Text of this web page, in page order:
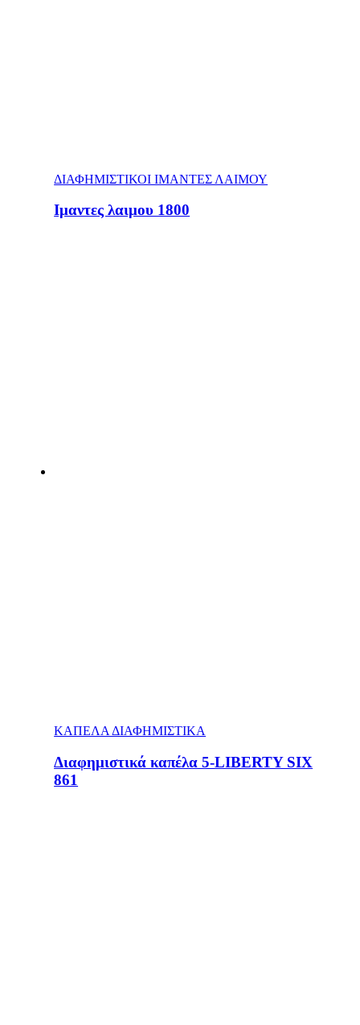
ΔΙΑΦΗΜΙΣΤΙΚΟΙ ΙΜΑΝΤΕΣ ΛΑΙΜΟΥ
Ιμαντες λαιμου 1800
ΚΑΠΕΛΑ ΔΙΑΦΗΜΙΣΤΙΚΑ
Διαφημιστικά καπέλα 5-LIBERTY SIX
861